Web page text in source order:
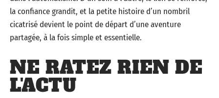
la confiance grandit, et la petite histoire d’un nombril
cicatrisé devient le point de départ d’une aventure
partagée, à la fois simple et essentielle.
NE RATEZ RIEN DE
L'ACTU